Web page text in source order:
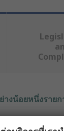
งน้อยหนึ่งรายก